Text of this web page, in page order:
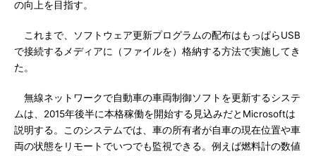
の向上を目指す。
これまで、ソフトウェア更新プログラムの配布はもっぱらUSB
で接続するメディアに（ファイルを）格納する方法で実施してき
た。
無線ネットワークで自動車の車両制御ソフトを更新するシステ
ムは、2015年後半に本格稼働を開始する見込みだとMicrosoftは
説明する。このシステムでは、車の所有者が自車の現在位置や車
両の状態をリモートでいつでも監視できる。例えば燃料計の数値